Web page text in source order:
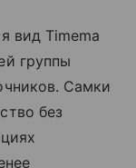
вид Timema
группы
Самки
без